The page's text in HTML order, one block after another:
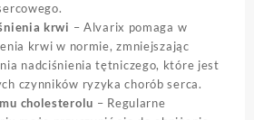
krwi – Alvarix pomaga w
krwi w normie, zmniejszając
nadciśnienia tętniczego, które jest
czynników ryzyka chorób serca.
cholesterolu – Regularne